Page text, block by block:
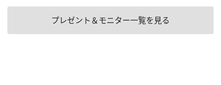
プレゼント＆モニター一覧を見る